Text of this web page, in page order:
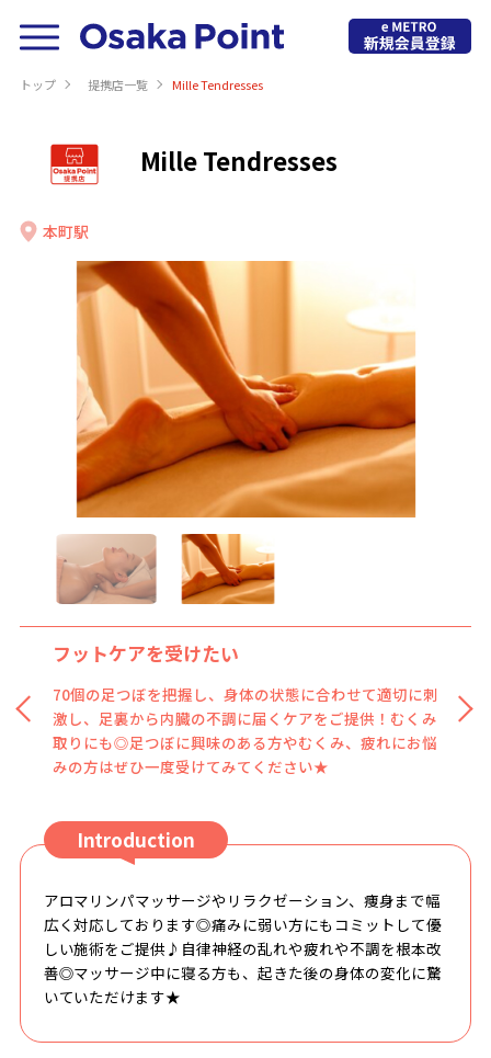
トップ 提携店⼀覧 Mille Tendresses
Mille Tendresses
本町駅
フットケアを受けたい
70個の足つぼを把握し、身体の状態に合わせて適切に刺
激し、足裏から内臓の不調に届くケアをご提供！むくみ
取りにも◎足つぼに興味のある方やむくみ、疲れにお悩
みの方はぜひ一度受けてみてください★
Introduction
アロマリンパマッサージやリラクゼーション、痩身まで幅
広く対応しております◎痛みに弱い方にもコミットして優
しい施術をご提供♪自律神経の乱れや疲れや不調を根本改
善◎マッサージ中に寝る方も、起きた後の身体の変化に驚
いていただけます★